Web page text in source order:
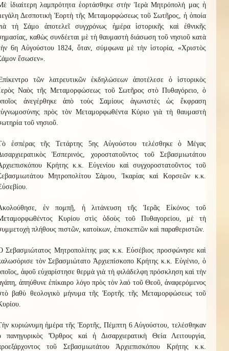
ἰδιαίτερη λαμπρότητα ἑορτάσθηκε στὴν Ἱερὰ Μητρόπολή μας ἡ
Δεσποτικὴ Ἑορτὴ τῆς Μεταμορφώσεως τοῦ Σωτῆρος, ἡ ὁποία
τὴ Σάμο ἀποτελεῖ συγχρόνως ἡμέρα ἱστορικῆς καὶ ἐθνικῆς
καθὼς συνδέεται μὲ τὴ θαυμαστὴ διάσωση τοῦ νησιοῦ κατὰ
6η Αὐγούστου 1824, ὅταν, σύμφωνα μὲ τὴν ἱστορία, «Χριστὸς
ἔσωσεν».
τῶν λατρευτικῶν ἐκδηλώσεων ἀποτέλεσε ὁ ἱστορικὸς
Ναὸς τῆς Μεταμορφώσεως τοῦ Σωτῆρος στὸ Πυθαγόρειο, ὁ
ἀνεγέρθηκε ἀπὸ τοὺς Σαμίους ἀγωνιστὲς ὡς ἔκφραση
πρὸς τὸν Μεταμορφωθέντα Κύριο γιὰ τὴ θαυμαστὴ
τοῦ νησιοῦ.
ἑσπέρας τῆς Τετάρτης 5ης Αὐγούστου τελέσθηκε ὁ Μέγας
Ἑσπερινός, χοροστατοῦντος τοῦ Σεβασμιωτάτου
Κρήτης κ.κ. Εὐγενίου καὶ συγχοροστατοῦντος τοῦ
Μητροπολίτου Σάμου, Ἰκαρίας καὶ Κορσεῶν κ.κ.
ἐν πομπῇ, ἡ λιτάνευση τῆς Ἱερᾶς Εἰκόνος τοῦ
Κυρίου στὶς ὁδοὺς τοῦ Πυθαγορείου, μὲ τὴ
πλήθους πιστῶν, κατοίκων, ἐπισκεπτῶν καὶ παραθεριστῶν.
Σεβασμιώτατος Μητροπολίτης μας κ.κ. Εὐσέβιος προσφώνησε καὶ
τὸν Σεβασμιώτατο Ἀρχιεπίσκοπο Κρήτης κ.κ. Εὐγένιο, ὁ
ἀφοῦ εὐχαρίστησε θερμὰ γιὰ τὴ φιλάδελφη πρόσκληση καὶ τὴν
ἀπηύθυνε ἐπίκαιρο λόγο πρὸς τὸν λαό τοῦ Θεοῦ, ἀναφερόμενος
βαθὺ θεολογικὸ μήνυμα τῆς Ἑορτῆς τῆς Μεταμορφώσεως τοῦ
κυριώνυμη ἡμέρα τῆς Ἑορτῆς, Πέμπτη 6 Αὐγούστου, τελέσθηκαν
πανηγυρικὸς Ὄρθρος καὶ ἡ Δισαρχιερατικὴ Θεία Λειτουργία,
τοῦ Σεβασμιωτάτου Ἀρχιεπισκόπου Κρήτης κ.κ.